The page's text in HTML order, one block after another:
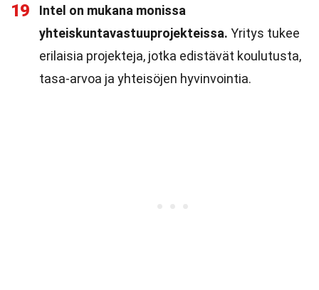
19
Intel on mukana monissa
yhteiskuntavastuuprojekteissa. Yritys tukee
erilaisia projekteja, jotka edistävät koulutusta,
tasa-arvoa ja yhteisöjen hyvinvointia.